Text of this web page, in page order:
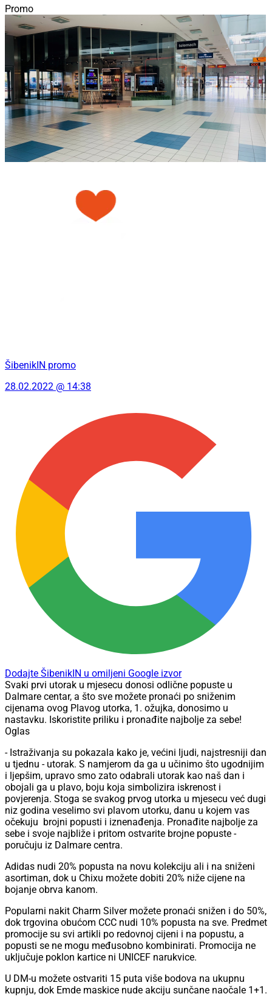
Promo
ŠibenikIN promo
28.02.2022 @ 14:38
Dodajte ŠibenikIN u omiljeni Google izvor
Svaki prvi utorak u mjesecu donosi odlične popuste u
Dalmare centar, a što sve možete pronaći po sniženim
cijenama ovog Plavog utorka, 1. ožujka, donosimo u
nastavku. Iskoristite priliku i pronađite najbolje za sebe!
Oglas
- Istraživanja su pokazala kako je, većini ljudi, najstresniji dan
u tjednu - utorak. S namjerom da ga u učinimo što ugodnijim
i ljepšim, upravo smo zato odabrali utorak kao naš dan i
obojali ga u plavo, boju koja simbolizira iskrenost i
povjerenja. Stoga se svakog prvog utorka u mjesecu već dugi
niz godina veselimo svi plavom utorku, danu u kojem vas
očekuju brojni popusti i iznenađenja. Pronađite najbolje za
sebe i svoje najbliže i pritom ostvarite brojne popuste -
poručuju iz Dalmare centra.
Adidas nudi 20% popusta na novu kolekciju ali i na sniženi
asortiman, dok u Chixu možete dobiti 20% niže cijene na
bojanje obrva kanom.
Popularni nakit Charm Silver možete pronaći snižen i do 50%,
dok trgovina obućom CCC nudi 10% popusta na sve. Predmet
promocije su svi artikli po redovnoj cijeni i na popustu, a
popusti se ne mogu međusobno kombinirati. Promocija ne
uključuje poklon kartice ni UNICEF narukvice.
U DM-u možete ostvariti 15 puta više bodova na ukupnu
kupnju, dok Emde maskice nude akciju sunčane naočale 1+1.